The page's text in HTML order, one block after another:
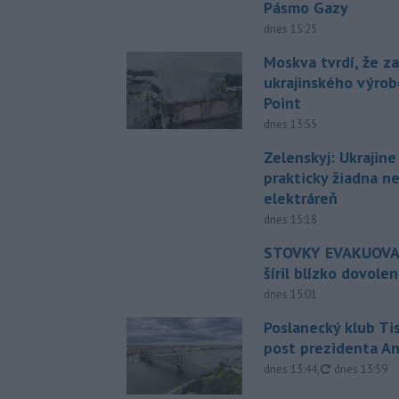
Pásmo Gazy
dnes 15:25
Moskva tvrdí, že
ukrajinského
Point
dnes 13:55
Zelenskyj:
prakticky žiadna
elektráreň
dnes 15:18
STOVKY
šíril blízko
dnes 15:01
Poslanecký klub
post prezidenta
dnes 13:44, aktualizované
dnes 13:59